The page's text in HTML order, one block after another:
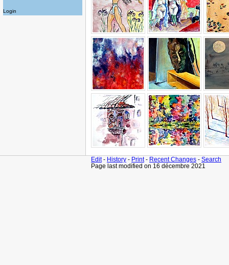
Login
Edit- History - Print- Recent Changes - Search
Page last modified on 16 décembre 2021